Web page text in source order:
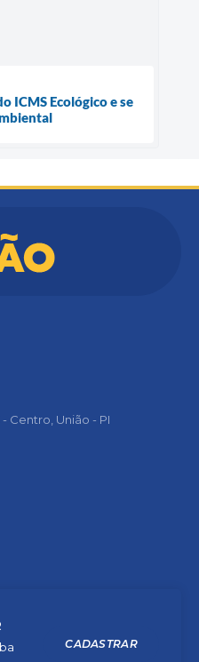
ICMS Ecológico e se
CADASTRAR
Centro, União - PI